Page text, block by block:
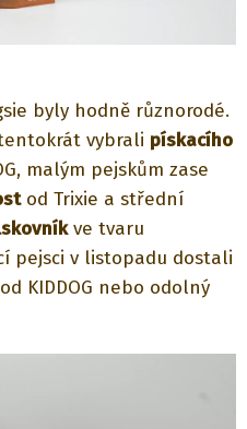
byly hodně různorodé.
vybrali pískacího
malým pejskům zase
od Trixie a střední
ve tvaru
pejsci v listopadu dostali
KIDDOG nebo odolný